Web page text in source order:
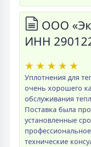
ООО
ИНН
★ ★ ★ ★ ★
Уплотнения для
очень хорошего
обслуживания
Поставка была
установленные
технические